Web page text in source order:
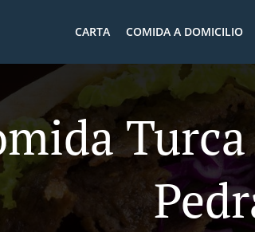
CARTA COMIDA A DOMICILIO